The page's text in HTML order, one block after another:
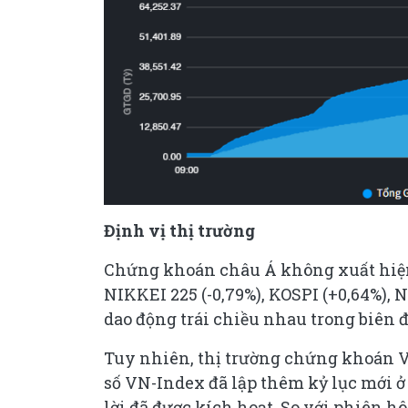
Định vị thị trường
Chứng khoán châu Á không xuất
NIKKEI 225 (-0,79%), KOSPI (+0,64%),
dao động trái chiều nhau trong biên
Tuy nhiên, thị trường chứng khoán
số VN-Index đã lập thêm kỷ lục mới